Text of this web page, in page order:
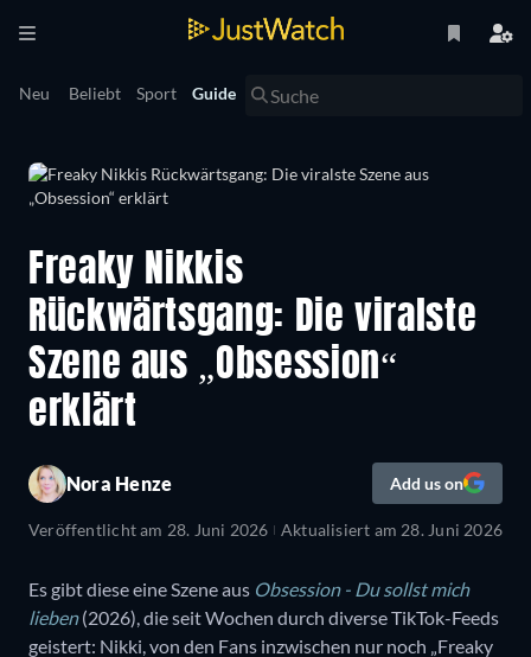
Neu Beliebt Sport Guide
Freaky Nikkis
Rückwärtsgang: Die viralste
Szene aus „Obsession“
erklärt
Nora Henze Add us on
Veröffentlicht am 28. Juni 2026 Aktualisiert am28. Juni 2026
Es gibt diese eine Szene aus Obsession - Du sollst mich
lieben(2026), die seit Wochen durch diverse TikTok-Feeds
geistert: Nikki, von den Fans inzwischen nur noch „Freaky